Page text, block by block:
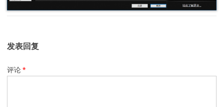
发表回复
评论*